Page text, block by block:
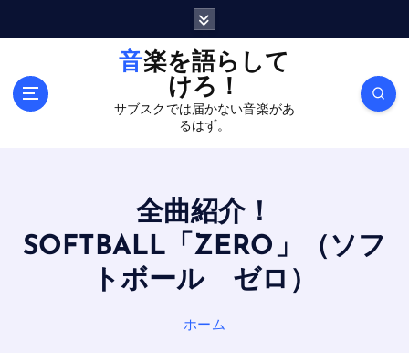
音楽を語らして
けろ！
サブスクでは届かない音楽があ
るはず。
全曲紹介！
SOFTBALL「ZERO」（ソフ
トボール ゼロ）
ホーム